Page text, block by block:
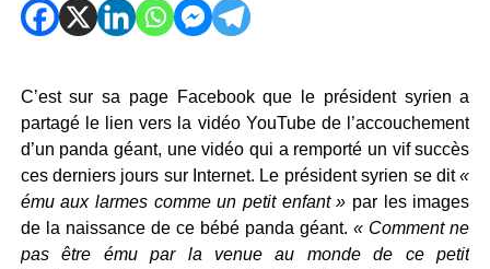
C’est sur sa page Facebook que le président syrien a
partagé le lien vers la vidéo YouTube de l’accouchement
d’un panda géant, une vidéo qui a remporté un vif succès
ces derniers jours sur Internet. Le président syrien se dit«
ému aux larmes comme un petit enfant » par les images
de la naissance de ce bébé panda géant.« Comment ne
pas être ému par la venue au monde de ce petit